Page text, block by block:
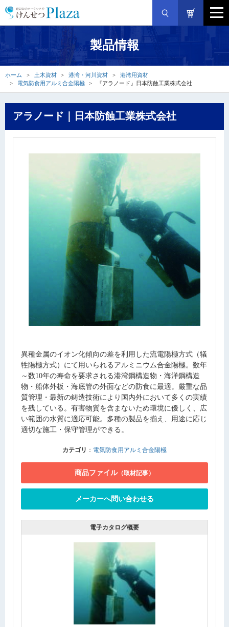
製品情報
ホーム 土木資材 港湾・河川資材
港湾用資材
電気防食用アルミ合金陽極
『アラノード』日本防蝕工業株式会社
アラノード｜日本防蝕工業株式会社
異種金属のイオン化傾向の差を利用した流電陽極方式（犠
牲陽極方式）にて用いられるアルミニウム合金陽極。数年
～数10年の寿命を要求される港湾鋼構造物・海洋鋼構造
物・船体外板・海底管の外面などの防食に最適。厳重な品
質管理・最新の鋳造技術により国内外において多くの実績
を残している。有害物質を含まないため環境に優しく、広
い範囲の水質に適応可能。多種の製品を揃え、用途に応じ
適切な施工・保守管理ができる。
カテゴリ ： 電気防食用アルミ合金陽極
商品ファイル（取材記事）
メーカーへ問い合わせる
電子カタログ概要